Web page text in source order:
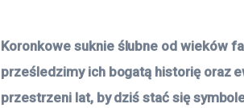
Koronkowe suknie ślubne od wieków
prześledzimy ich bogatą historię oraz
przestrzeni lat, by dziś stać się